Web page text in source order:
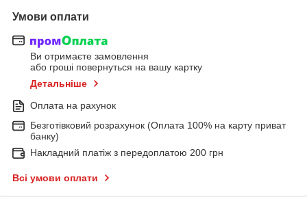
Умови оплати
Ви отримаєте замовлення
або гроші повернуться на вашу картку
Детальніше
Оплата на рахунок
Безготівковий розрахунок (Оплата 100% на карту приват
банку)
Накладний платіж з передоплатою 200 грн
Всі умови оплати